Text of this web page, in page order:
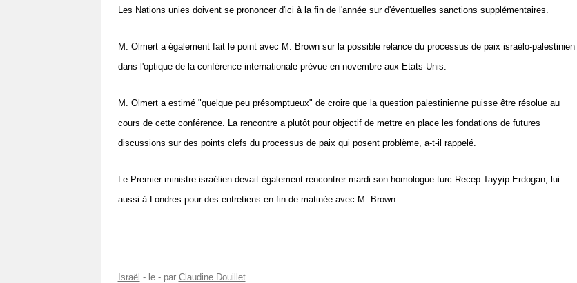
Les Nations unies doivent se prononcer d'ici à la fin de l'année sur d'éventuelles sanctions supplémentaires.
M. Olmert a également fait le point avec M. Brown sur la possible relance du processus de paix israélo-palestinien
dans l'optique de la conférence internationale prévue en novembre aux Etats-Unis.
M. Olmert a estimé "quelque peu présomptueux" de croire que la question palestinienne puisse être résolue au
cours de cette conférence. La rencontre a plutôt pour objectif de mettre en place les fondations de futures
discussions sur des points clefs du processus de paix qui posent problème, a-t-il rappelé.
Le Premier ministre israélien devait également rencontrer mardi son homologue turc Recep Tayyip Erdogan, lui
aussi à Londres pour des entretiens en fin de matinée avec M. Brown.
Israël - le - par Claudine Douillet.